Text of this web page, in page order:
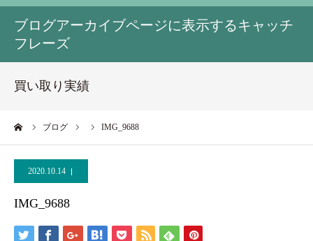
ブログアーカイブページに表示するキャッチ
フレーズ
買い取り実績
ブログ IMG_9688
2020.10.14
IMG_9688
サービス紹介
お問い合わせ